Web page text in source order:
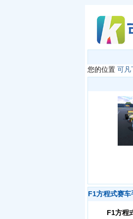
您的位置 可凡
F1方程式赛
F1方程